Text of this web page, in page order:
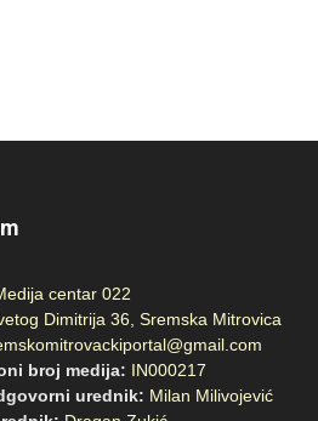
centar 022
Dimitrija 36, Sremska Mitrovica
broj medija: IN000217
urednik: Milan Milivojević